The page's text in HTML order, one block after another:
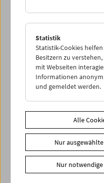
17,90 € für reguläre Tickets).
zu den Filmprogrammen
Aktion Kulturpass
Fotos2019 - Maria Lassnig
LinkMaria Lassnig Stiftung|
Share on
Statistik
Statistik-Cookies
Besitzern zu
mit Webseiten
Informationen
und gemeldet werden.
Alle
Nur
Nur